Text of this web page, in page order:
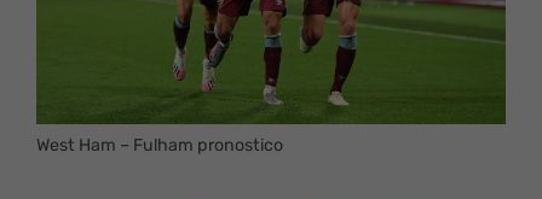
West Ham – Fulham pronostico